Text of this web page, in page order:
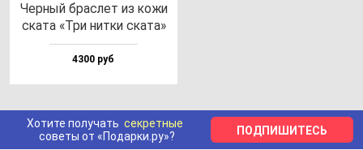
Чер­ный брас­лет из ко­жи
ска­та «Три нит­ки ска­та»
4300 руб
Хотите получать секретные
советы от «Подарки.ру»?
ПОДПИШИТЕСЬ